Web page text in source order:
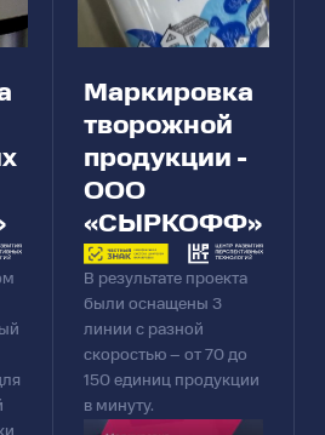
Маркировка
творожной
продукции -
ООО
«СЫРКОФФ»
В результате проекта
были оснащены 3
линии с разной
скоростью – от 70 до
150 единиц продукции
в минуту.